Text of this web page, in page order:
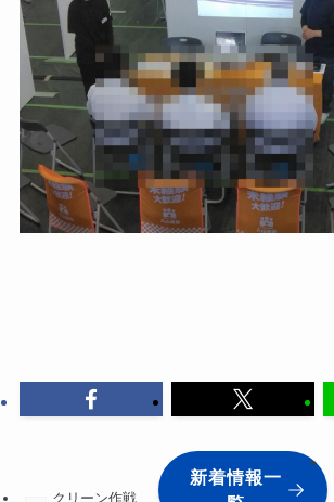
クリーン作戦
新着情報一